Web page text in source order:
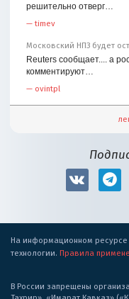
решительно отверг…
—timev
Московский НПЗ будет
Reuters сообщает.... а
комментируют…
— ovintpl
На информационном ресурсе
технологии. Правила
В России запрещены